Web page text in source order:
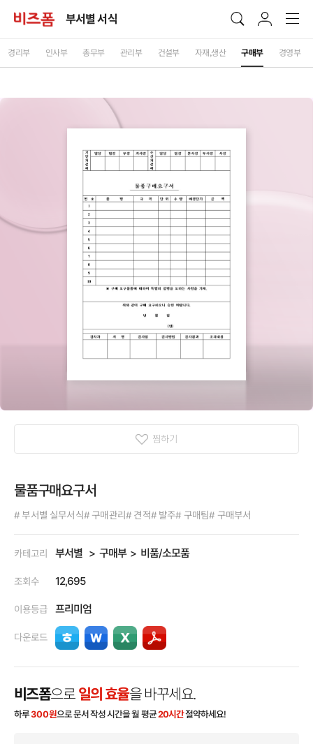
부서별 서식
경리부 인사부 총무부 관리부 건설부 자재,생산 구매부 경영부
찜하기
물품구매요구서
# 부서별 실무서식# 구매관리# 견적# 발주# 구매팀# 구매부서
카테고리 부서별 구매부 비품/소모품
조회수 12,695
이용등급 프리미엄
다운로드
비즈폼으로 일의 효율을 바꾸세요.
하루300원으로 문서 작성 시간을 월 평균20시간절약하세요!